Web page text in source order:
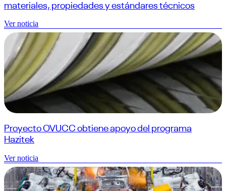
materiales, propiedades y estándares técnicos
Ver noticia
Proyecto OVUCC obtiene apoyo del programa
Hazitek
Ver noticia